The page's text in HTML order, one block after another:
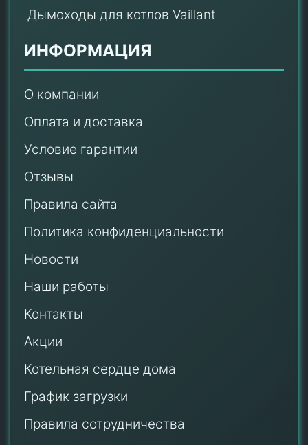
Дымоходы для котлов Vaillant
ИНФОРМАЦИЯ
О компании
Оплата и доставка
Условие гарантии
Отзывы
Правила сайта
Политика конфиденциальности
Новости
Наши работы
Контакты
Акции
Котельная сердце дома
График загрузки
Правила сотрудничества